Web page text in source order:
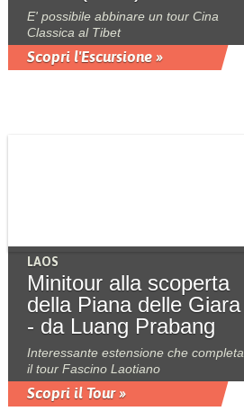
E' possibile abbinare un tour Cina
Classica al Tibet
Scopri l'Escursione »
LAOS
Minitour alla scoperta
della Piana delle Giara
- da Luang Prabang
Interessante estensione che completa
il tour Fascino Laotiano
Scopri il Tour »